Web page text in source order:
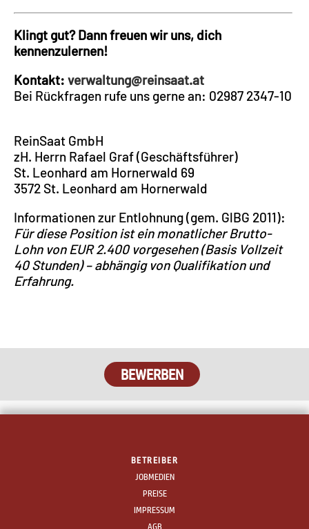
Klingt gut? Dann freuen wir uns, dich
kennenzulernen!
Kontakt: verwaltung@reinsaat.at
Bei Rückfragen rufe uns gerne an: 02987 2347-10
ReinSaat GmbH
zH. Herrn Rafael Graf (Geschäftsführer)
St. Leonhard am Hornerwald 69
3572 St. Leonhard am Hornerwald
Informationen zur Entlohnung (gem. GlBG 2011):
Für diese Position ist ein monatlicher Brutto-
Lohn von EUR 2.400 vorgesehen (Basis Vollzeit
40 Stunden) – abhängig von Qualifikation und
Erfahrung.
BEWERBEN
BETREIBER
JOBMEDIEN
PREISE
IMPRESSUM
AGB